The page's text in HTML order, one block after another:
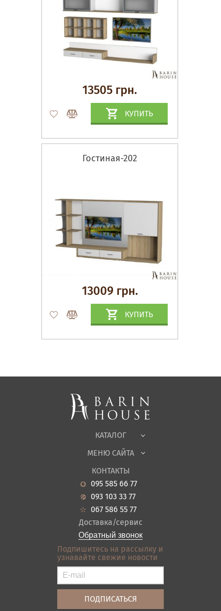
13505 грн.
КУПИТЬ
Гостиная-202
13009 грн.
КУПИТЬ
КАТАЛОГ
Спальни, Кровати
Корпусная мебель
Офисная мебель
Садовая мебель
Гостиная
Кухня
Прихожие
Ванная
Акции
МЕНЮ САЙТА
О нас
Новости
Гарантия
Кредит
Оплата и доставка
Отзывы
Контакты
Карта сайта
Условия покупки
КОНТАКТЫ
095 585 66 77
093 103 33 77
067 586 55 77
Доставка/сервис
Обратный звонок
Подпишитесь на рассылку и
узнавайте свежие новости